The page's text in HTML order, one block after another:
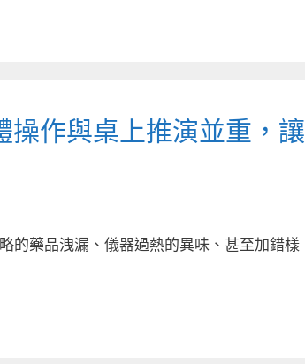
操作與桌上推演並重，讓
的藥品洩漏、儀器過熱的異味、甚至加錯樣